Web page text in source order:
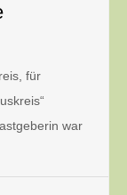
für
war